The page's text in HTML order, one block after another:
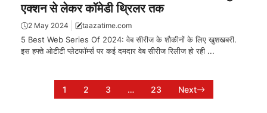
एक्शन से लेकर कॉमेडी थ्रिलर तक
2 May 2024 taazatime.com
5 Best Web Series Of 2024: वेब सीरीज के शौकीनों के लिए खुशखबरी.
इस हफ्ते ओटीटी प्लेटफॉर्म्स पर कई दमदार वेब सीरीज रिलीज हो रही ...
1 2 3 … 23 Next